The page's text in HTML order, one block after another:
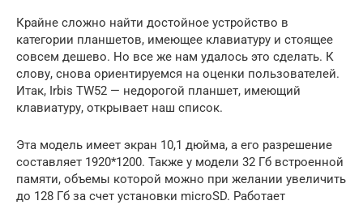
Крайне сложно найти достойное устройство в
категории планшетов, имеющее клавиатуру и стоящее
совсем дешево. Но все же нам удалось это сделать. К
слову, снова ориентируемся на оценки пользователей.
Итак, Irbis TW52 — недорогой планшет, имеющий
клавиатуру, открывает наш список.
Эта модель имеет экран 10,1 дюйма, а его разрешение
составляет 1920*1200. Также у модели 32 Гб встроенной
памяти, объемы которой можно при желании увеличить
до 128 Гб за счет установки microSD. Работает